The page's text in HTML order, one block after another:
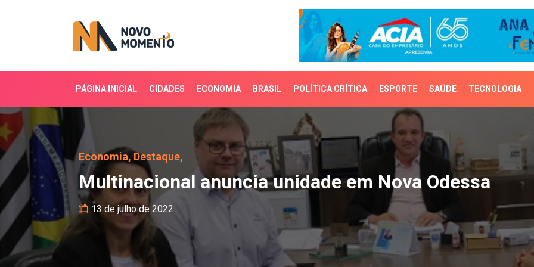
PÁGINA INICIAL CIDADES ECONOMIA BRASIL POLÍTICA CRÍTICA ESPORTE SAÚDE TECNOLOGIA
Multinacional anuncia unidade em Nova Odessa
Economia, Destaque,
Multinacional anuncia unidade em Nova Odessa
13 de julho de 2022